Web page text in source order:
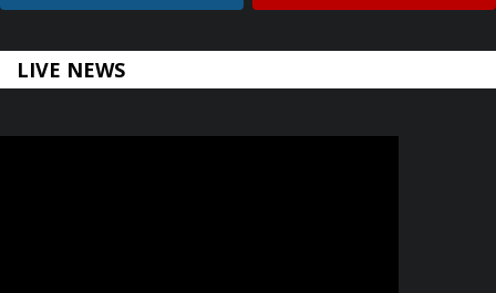
LIVE NEWS